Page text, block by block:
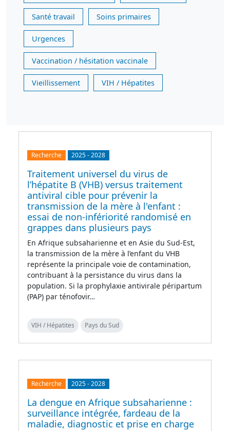
Santé travail Soins primaires
Urgences
Vaccination / hésitation vaccinale
Vieillissement VIH / Hépatites
Recherche 2025-2028
Traitement universel du virus de
l’hépatite B (VHB) versus traitement
antiviral cible pour prévenir la
transmission de la mère à l'enfant :
essai de non-infériorité randomisé en
grappes dans plusieurs pays
En Afrique subsaharienne et en Asie du Sud-Est,
la transmission de la mère à l’enfant du VHB
représente la principale voie de contamination,
contribuant à la persistance du virus dans la
population. Si la prophylaxie antivirale péripartum
(PAP) par ténofovir…
VIH / Hépatites Pays du Sud
Recherche 2025-2028
La dengue en Afrique subsaharienne :
surveillance intégrée, fardeau de la
maladie, diagnostic et prise en charge